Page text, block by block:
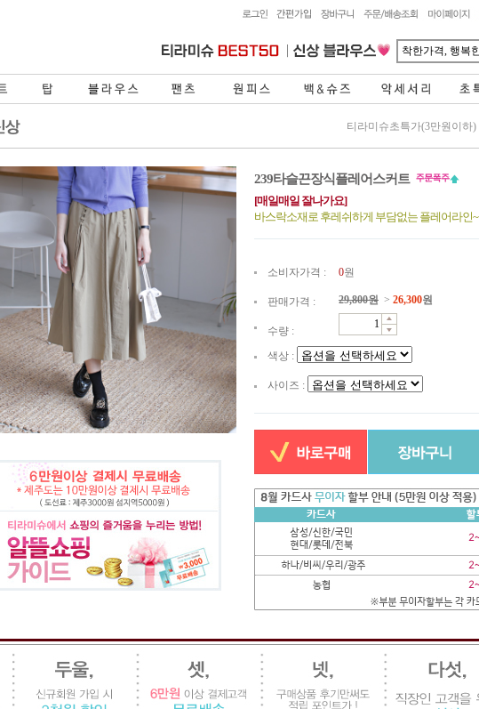
티라미슈초특가(3만원이하)
239타슬끈장식플레어스커트
[매일매일 잘나가요]
바스락소재로 후레쉬하게 부담없는 플레어라인~
소비자가격 : 0원
판매가격 : 29,800원 > 26,300원
수량 :
색상 :
사이즈 :